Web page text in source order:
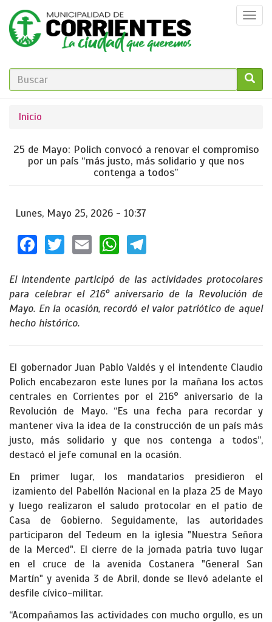
Pasar
contenido
principal
FORMULARIO
BÚSQUEDA
Se
encuentra
usted
Inicio
25 de Mayo: Polich convocó a renovar el compromiso
por un país “más justo, más solidario y que nos
contenga a todos”
Lunes, Mayo 25, 2026 - 10:37
Facebook
TwitterEmailWhatsApp
El intendente participó de las actividades protocolares
para celebrar el 216° aniversario de la Revolución de
Mayo. En la ocasión, recordó el valor patriótico de aquel
hecho histórico.
El gobernador Juan Pablo Valdés y el intendente Claudio
Polich encabezaron este lunes por la mañana los actos
centrales en Corrientes por el 216° aniversario de la
Revolución de Mayo. “Es una fecha para recordar y
mantener viva la idea de la construcción de un país más
justo, más solidario y que nos contenga a todos”,
destacó el jefe comunal en la ocasión.
En primer lugar, los mandatarios presidieron el
izamiento del Pabellón Nacional en la plaza 25 de Mayo
y luego realizaron el saludo protocolar en el patio de
Casa de Gobierno. Seguidamente, las autoridades
participaron del Tedeum en la iglesia "Nuestra Señora
de la Merced". El cierre de la jornada patria tuvo lugar
en el cruce de la avenida Costanera "General San
Martín" y avenida 3 de Abril, donde se llevó adelante el
desfile cívico-militar.
“Acompañamos las actividades con mucho orgullo, es un